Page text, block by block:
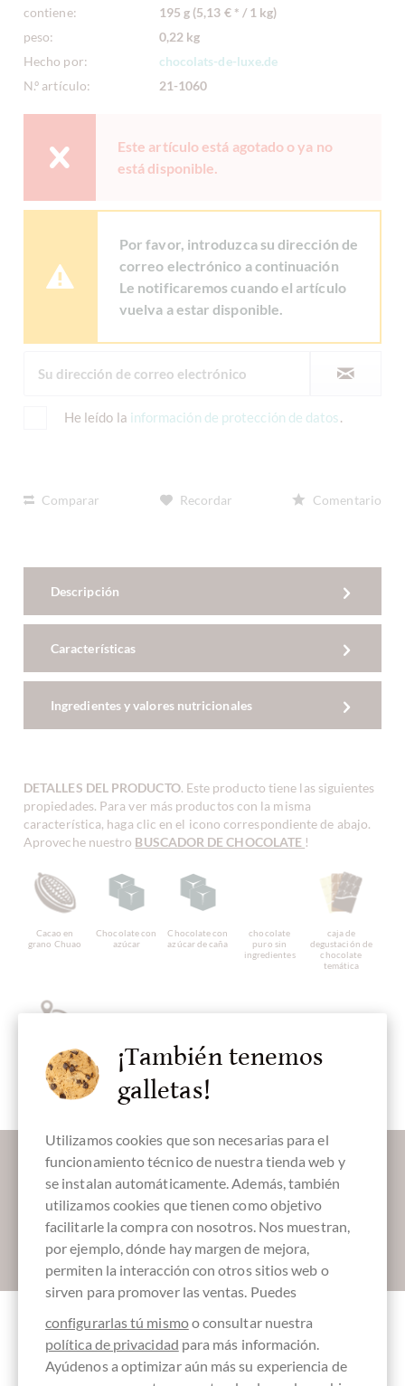
contiene:
195 g (5,13 € * / 1 kg)
peso:
0,22 kg
Hecho por:
chocolats-de-luxe.de
N.º artículo:
21-1060
Este artículo está agotado o ya no
está disponible.
Por favor, introduzca su dirección de
correo electrónico a continuación
Le notificaremos cuando el artículo
vuelva a estar disponible.
He leído la información de protección de datos.
Comparar Recordar Comentario
Descripción
Características
Ingredientes y valores nutricionales
DETALLES DEL PRODUCTO. Este producto tiene las siguientes
propiedades. Para ver más productos con la misma
característica, haga clic en el icono correspondiente de abajo.
Aproveche nuestro BUSCADOR DE CHOCOLATE !
Cacao en
grano Chuao
Chocolate con
azúcar
Chocolate con
azúcar de caña
chocolate
puro sin
ingredientes
caja de
degustación de
chocolate
temática
Paquete de
países
Déjanos endulzar tu bandeja de entrada:
Absenden
Otros clientes evaluados Chuao Schokoladen
Probierpaket
¡También tenemos
galletas!
Utilizamos cookies que son necesarias para el
funcionamiento técnico de nuestra tienda web y
se instalan automáticamente. Además, también
utilizamos cookies que tienen como objetivo
facilitarle la compra con nosotros. Nos muestran,
por ejemplo, dónde hay margen de mejora,
permiten la interacción con otros sitios web o
sirven para promover las ventas. Puedes
configurarlas tú mismoo consultar nuestra
política de privacidad para más información.
Ayúdenos a optimizar aún más su experiencia de